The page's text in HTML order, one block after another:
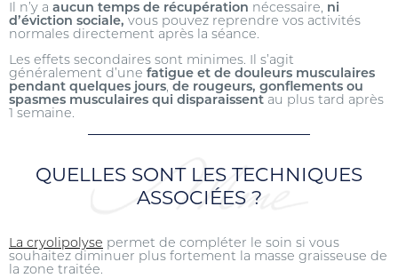
Il n’y a aucun temps de récupération nécessaire, ni
d’éviction sociale, vous pouvez reprendre vos activités
normales directement après la séance.
Les effets secondaires sont minimes. Il s’agit
généralement d’une fatigue et de douleurs musculaires
pendant quelques jours, de rougeurs, gonflements ou
spasmes musculaires qui disparaissent au plus tard après
1 semaine.
QUELLES SONT LES TECHNIQUES
ASSOCIÉES ?
La cryolipolyse permet de compléter le soin si vous
souhaitez diminuer plus fortement la masse graisseuse de
la zone traitée.